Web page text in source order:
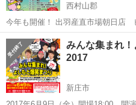
西村山郡
今年も開催！ 出羽産直市場朝日店 ビアガー
き朝日町の非公式PRキャラクター
いが今ここに・・・ 当日は、手作りのオリジナルうちわを先着50名様
にプレゼン...
山形 西村山郡 地域/お祭り
みんな集まれ
2017
新庄市